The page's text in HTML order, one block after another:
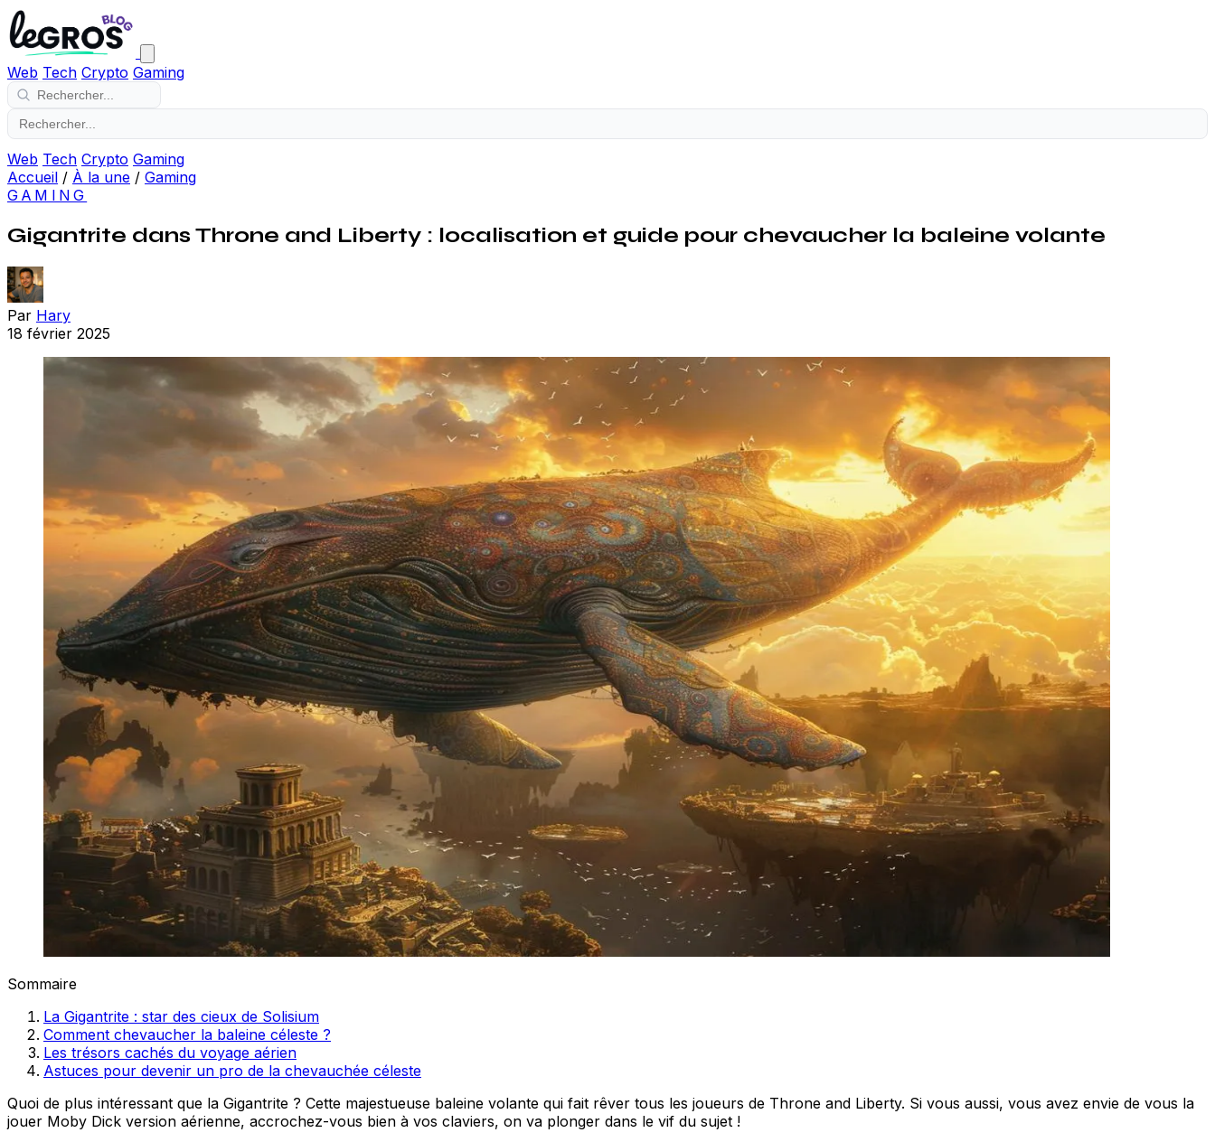
Web Tech Crypto Gaming
Web Tech Crypto Gaming
Accueil / À la une / Gaming
GAMING
Gigantrite dans Throne and Liberty : localisation et guide pour chevaucher la baleine volante
Par Hary
18 février 2025
Sommaire
La Gigantrite : star des cieux de Solisium
Comment chevaucher la baleine céleste ?
Les trésors cachés du voyage aérien
Astuces pour devenir un pro de la chevauchée céleste
Quoi de plus intéressant que la Gigantrite ? Cette majestueuse baleine volante qui fait rêver tous les joueurs de Throne and Liberty. Si vous aussi, vous avez envie de vous la
jouer Moby Dick version aérienne, accrochez-vous bien à vos claviers, on va plonger dans le vif du sujet !